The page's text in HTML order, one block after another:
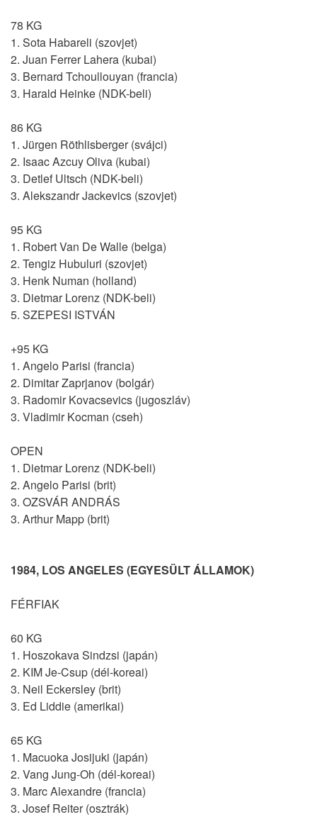
78 KG
1. Sota Habareli (szovjet)
2. Juan Ferrer Lahera (kubai)
3. Bernard Tchoullouyan (francia)
3. Harald Heinke (NDK-beli)
86 KG
1. Jürgen Röthlisberger (svájci)
2. Isaac Azcuy Oliva (kubai)
3. Detlef Ultsch (NDK-beli)
3. Alekszandr Jackevics (szovjet)
95 KG
1. Robert Van De Walle (belga)
2. Tengiz Hubuluri (szovjet)
3. Henk Numan (holland)
3. Dietmar Lorenz (NDK-beli)
5. SZEPESI ISTVÁN
+95 KG
1. Angelo Parisi (francia)
2. Dimitar Zaprjanov (bolgár)
3. Radomir Kovacsevics (jugoszláv)
3. Vladimir Kocman (cseh)
OPEN
1. Dietmar Lorenz (NDK-beli)
2. Angelo Parisi (brit)
3. OZSVÁR ANDRÁS
3. Arthur Mapp (brit)
1984, LOS ANGELES (EGYESÜLT ÁLLAMOK)
FÉRFIAK
60 KG
1. Hoszokava Sindzsi (japán)
2. KIM Je-Csup (dél-koreai)
3. Neil Eckersley (brit)
3. Ed Liddie (amerikai)
65 KG
1. Macuoka Josijuki (japán)
2. Vang Jung-Oh (dél-koreai)
3. Marc Alexandre (francia)
3. Josef Reiter (osztrák)